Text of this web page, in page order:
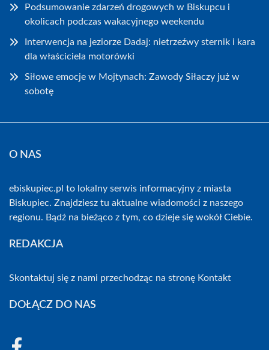
Podsumowanie zdarzeń drogowych w Biskupcu i
okolicach podczas wakacyjnego weekendu
Interwencja na jeziorze Dadaj: nietrzeźwy sternik i kara
dla właściciela motorówki
Siłowe emocje w Mojtynach: Zawody Siłaczy już w
sobotę
O NAS
ebiskupiec.pl to lokalny serwis informacyjny z miasta
Biskupiec. Znajdziesz tu aktualne wiadomości z naszego
regionu. Bądź na bieżąco z tym, co dzieje się wokół Ciebie.
REDAKCJA
Skontaktuj się z nami przechodząc na stronę Kontakt
DOŁĄCZ DO NAS